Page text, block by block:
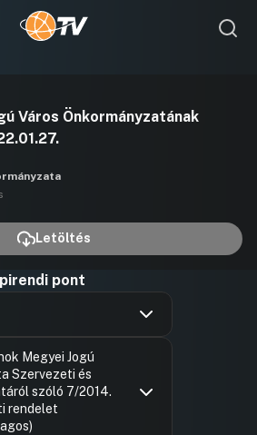
lejátszása
Város Önkormányzatának
Letöltés
pont
Megyei Jogú
Szervezeti és
szóló 7/2014.
rendelet